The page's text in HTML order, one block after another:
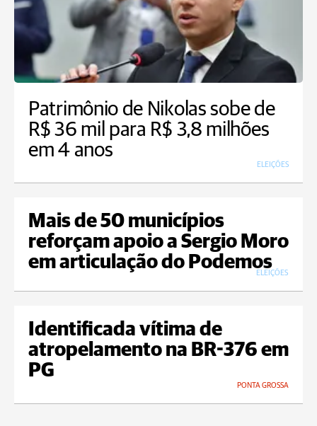
Patrimônio de Nikolas sobe de
R$ 36 mil para R$ 3,8 milhões
em 4 anos
ELEIÇÕES
Mais de 50 municípios
reforçam apoio a Sergio Moro
em articulação do Podemos
ELEIÇÕES
Identificada vítima de
atropelamento na BR-376 em
PG
PONTA GROSSA